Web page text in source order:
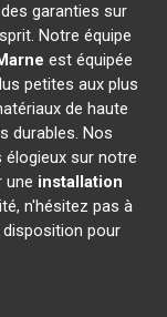
garanties sur
Notre équipe
est équipée
petites aux plus
de haute
durables. Nos
sur notre
une installation
n'hésitez pas à
pour